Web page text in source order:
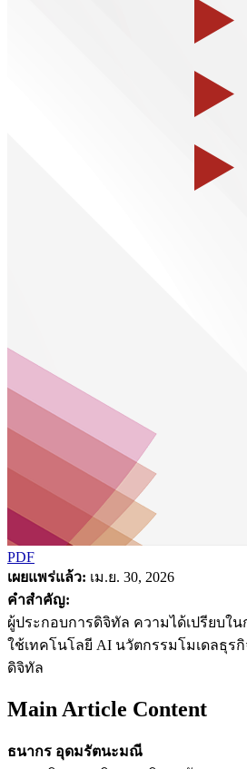
PDF
เผยแพร่แล้ว: เม.ย. 30, 2026
คำสำคัญ:
ผู้ประกอบการดิจิทัล ความได้เปรียบใ
ใช้เทคโนโลยี AI นวัตกรรมโมเดลธุร
ดิจิทัล
Main Article Content
ธนากร อุดมรัตนะมณี